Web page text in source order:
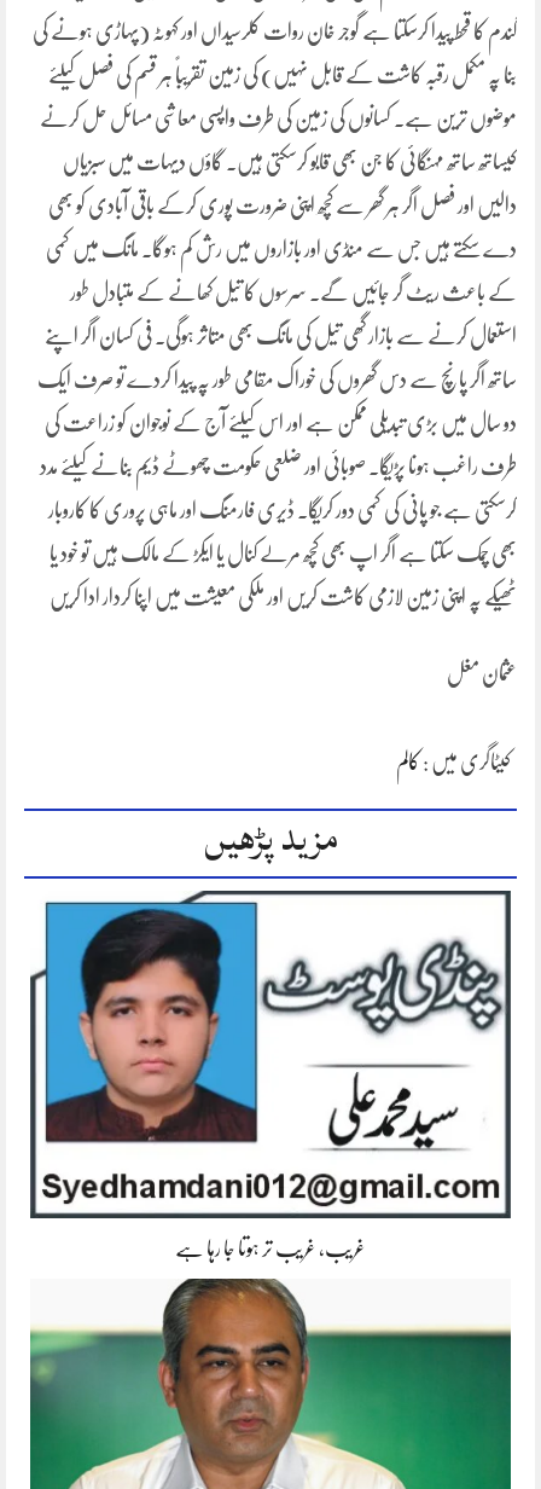
گندم کا قحط پیدا کرسکتا ہے گوجر خان روات کلرسیداں اور کہوٹہ (پہاڑی ہونے کی
بنا پہ مکمل رقبہ کاشت کے قابل نہیں) کی زمین تقریباً ہر قسم کی فصل کیلئے
موضوں ترین ہے۔ کسانوں کی زمین کی طرف واپسی معاشی مسائل حل کرنے
کیساتھ ساتھ مہنگائی کا جن بھی قابو کرسکتی ہیں۔ گاؤں دیہات میں سبزیاں
دالیں اور فصل اگر ہر گھر سے کچھ اپنی ضرورت پوری کرکے باقی آبادی کو بھی
دے سکتے ہیں جس سے منڈی اور بازاروں میں رش کم ہوگا۔ مانگ میں کمی
کے باعث ریٹ گر جائیں گے۔ سرسوں کا تیل کھانے کے متبادل طور
استعمال کرنے سے بازار گھی تیل کی مانگ بھی متاثر ہوگی۔ فی کسان اگر اپنے
ساتھ اگر پانچ سے دس گھروں کی خوراک مقامی طور پہ پیدا کردے تو صرف ایک
دو سال میں بڑی تبدیلی ممکن ہے اور اس کیلئے آج کے نوجوان کو زراعت کی
طرف راغب ہونا پڑیگا۔ صوبائی اور ضلعی حکومت چھوٹے ڈیم بنانے کیلئے مدد
کرسکتی ہے جو پانی کی کمی دور کریگا۔ ڈیری فارمنگ اور ماہی پروری کا کاروبار
بھی چمک سکتا ہے اگر اپ بھی کچھ مرلے کنال یا ایکڑ کے مالک ہیں تو خود یا
ٹھیکے پہ اپنی زمین لازمی کاشت کریں اور ملکی معیشت میں اپنا کردار ادا کریں
عثمان مغل
کیٹاگری میں : کالم
مزید پڑھیں
غریب، غریب تر ہوتا جا رہا ہے